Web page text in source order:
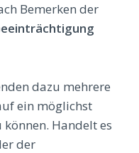
Bemerken der
dazu mehrere
ein möglichst
Handelt es
der